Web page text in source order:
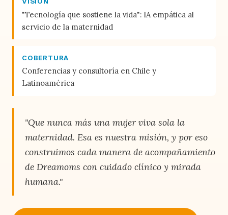
"Tecnología que sostiene la vida": IA empática al
servicio de la maternidad
COBERTURA
Conferencias y consultoría en Chile y
Latinoamérica
"Que nunca más una mujer viva sola la
maternidad. Esa es nuestra misión, y por eso
construimos cada manera de acompañamiento
de Dreamoms con cuidado clínico y mirada
humana."